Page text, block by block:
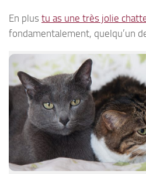
En plus tu as une très jolie
fondamentalement, quelqu’un